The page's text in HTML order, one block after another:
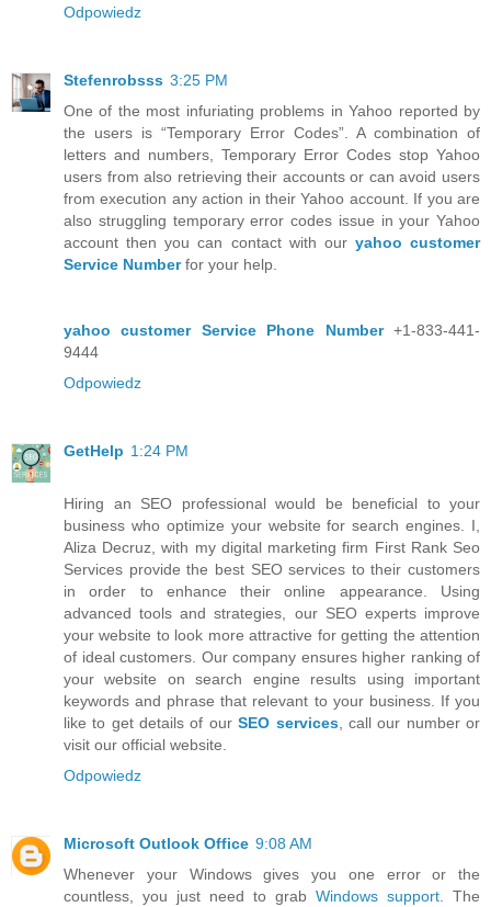
Odpowiedz
Stefenrobsss 3:25 PM
One of the most infuriating problems in Yahoo reported by
the users is “Temporary Error Codes”. A combination of
letters and numbers, Temporary Error Codes stop Yahoo
users from also retrieving their accounts or can avoid users
from execution any action in their Yahoo account. If you are
also struggling temporary error codes issue in your Yahoo
account then you can contact with our yahoo customer
Service Numberfor your help.
yahoo customer Service Phone Number+1-833-441-
9444
Odpowiedz
GetHelp 1:24 PM
Hiring an SEO professional would be beneficial to your
business who optimize your website for search engines. I,
Aliza Decruz, with my digital marketing firm First Rank Seo
Services provide the best SEO services to their customers
in order to enhance their online appearance. Using
advanced tools and strategies, our SEO experts improve
your website to look more attractive for getting the attention
of ideal customers. Our company ensures higher ranking of
your website on search engine results using important
keywords and phrase that relevant to your business. If you
like to get details of ourSEO services, call our number or
visit our official website.
Odpowiedz
Microsoft Outlook Office 9:08 AM
Whenever your Windows gives you one error or the
countless, you just need to grab Windows support . The